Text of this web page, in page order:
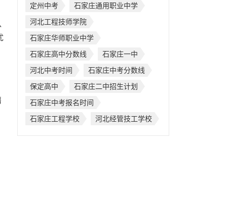
定州中考
石家庄通用职业中学
河北工程技师学院
石家庄华师职业中学
石家庄高中分数线
石家庄一中
河北中考时间
石家庄中考分数线
保定高中
石家庄二中招生计划
石家庄中考报名时间
石家庄工程学校
河北经管技工学校